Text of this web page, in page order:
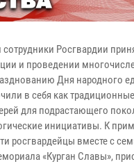
Росгвардии
и проведении
Дня народного
в себя как
для подрастающего
инициативы. К
росгвардейцы вместе с
«Курган Славы»,